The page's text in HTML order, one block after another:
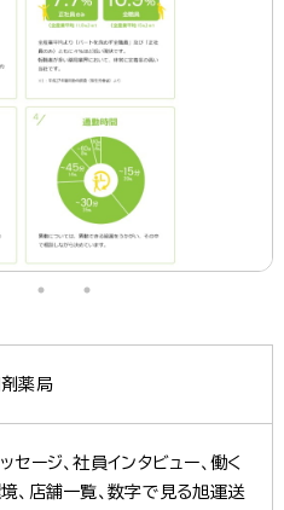
薬局
セージ、社員インタビュー、働く
、店舗一覧、数字で見る旭運送